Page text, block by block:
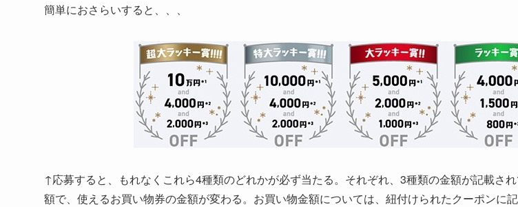
簡単におさらいすると、、、
↑応募すると、もれなくこれら4種類のどれかが必ず当たる。それぞれ、3種類の金額が記載さ
額で、使えるお買い物券の金額が変わる。お買い物金額については、紐付けられたクーポンに